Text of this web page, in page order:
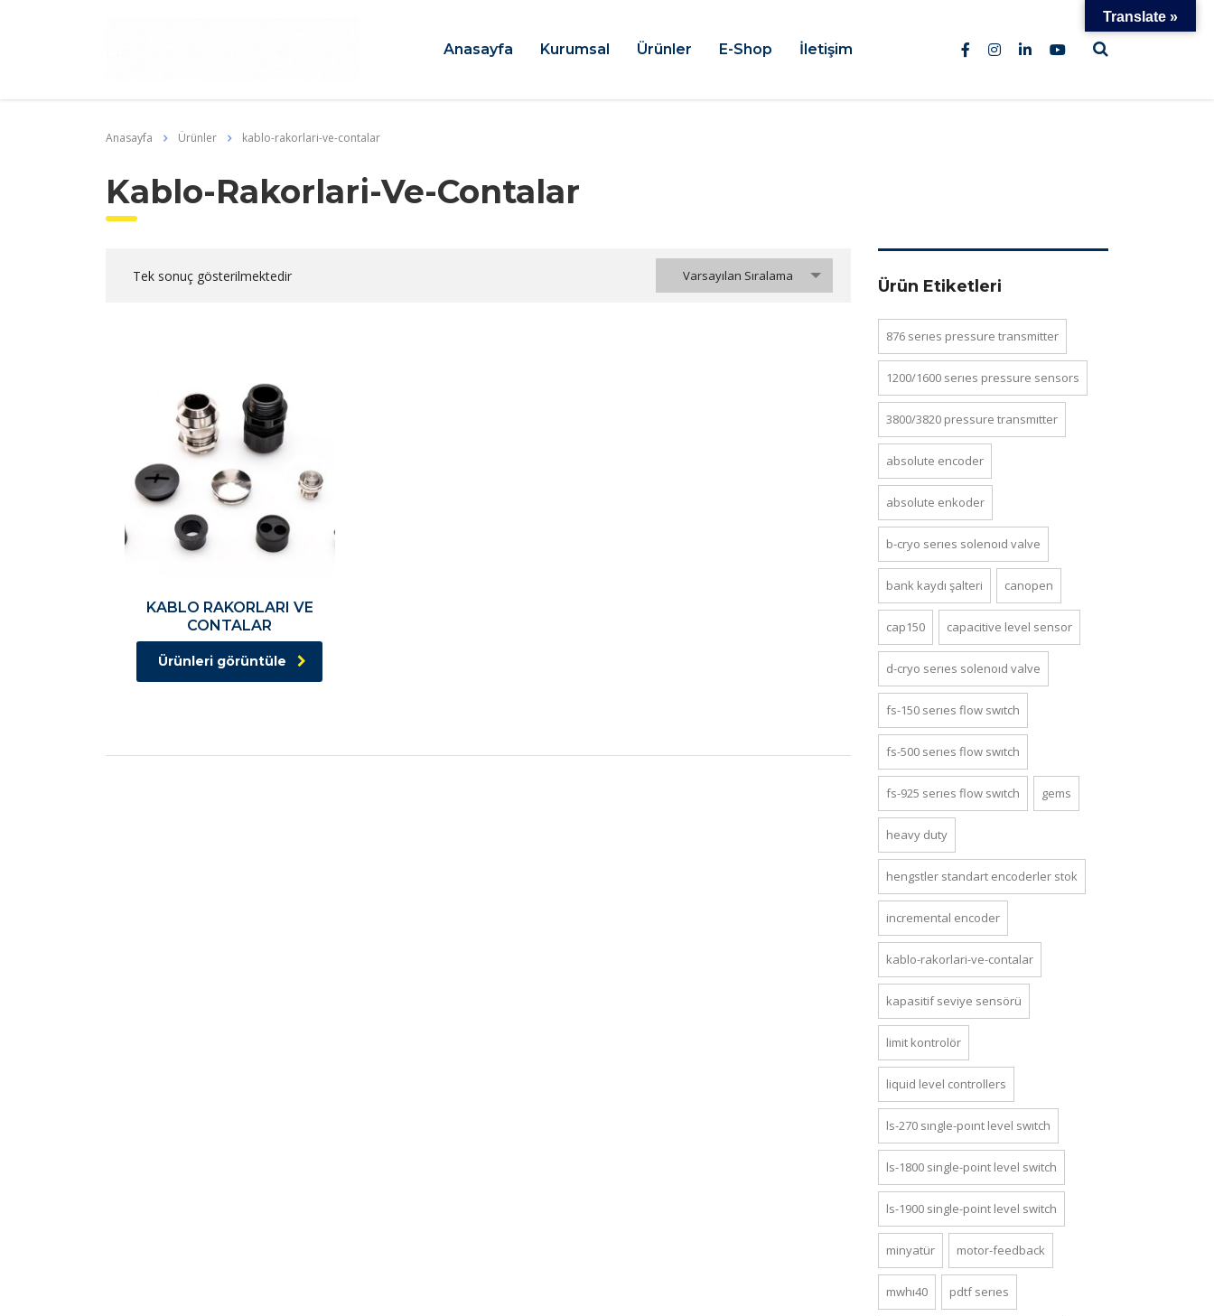
Anasayfa Kurumsal Ürünler E-Shop İletişim
Anasayfa Ürünler kablo-rakorlari-ve-contalar
Kablo-Rakorlari-Ve-Contalar
Tek sonuç gösterilmektedir Varsayılan Sıralama
KABLO RAKORLARI VE
CONTALAR
Ürünleri görüntüle
Ürün Etiketleri
876 series pressure transmi̇tter
1200/1600 series pressure sensors
3800/3820 pressure transmitter
absolute encoder
absolute enkoder
b-cryo series solenoid valve
bank kaydı şalteri canopen
cap150 capacitive level sensor
d-cryo series solenoid valve
fs-150 series flow switch
fs-500 series flow switch
fs-925 series flow switch gems
heavy duty
hengstler standart encoderler stok
incremental encoder
kablo-rakorlari-ve-contalar
kapasitif seviye sensörü
limit kontrolör
liquid level controllers
ls-270 single-point level switch
ls-1800 si̇ngle-poi̇nt level swi̇tch
ls-1900 si̇ngle-poi̇nt level swi̇tch
minyatür motor-feedback
mwhi40 pdtf series
Translate »